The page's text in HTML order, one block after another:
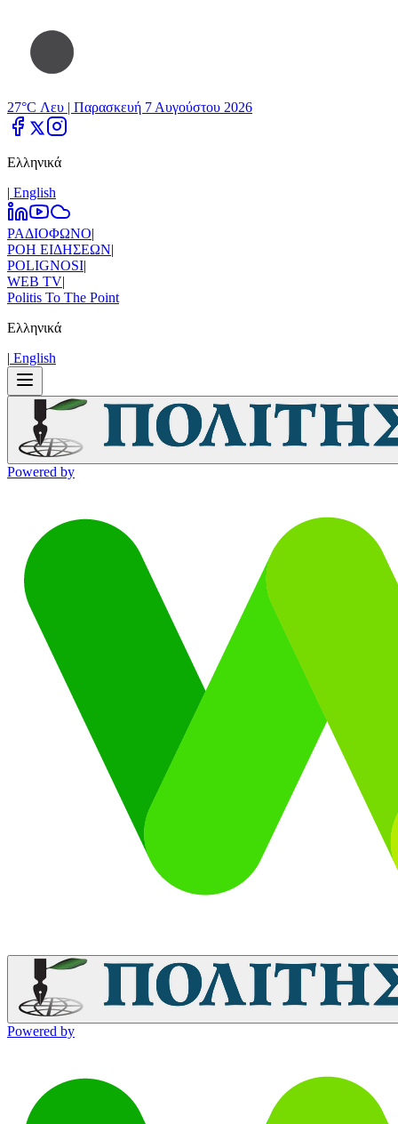
27°C Λευ | Παρασκευή 7 Αυγούστου 2026
Ελληνικά
| Εnglish
ΡΑΔΙΟΦΩΝΟ|
ΡΟΗ ΕΙΔΗΣΕΩΝ|
POLIGNOSI|
WEB TV|
Politis To The Point
Ελληνικά
| Εnglish
Powered by
Powered by